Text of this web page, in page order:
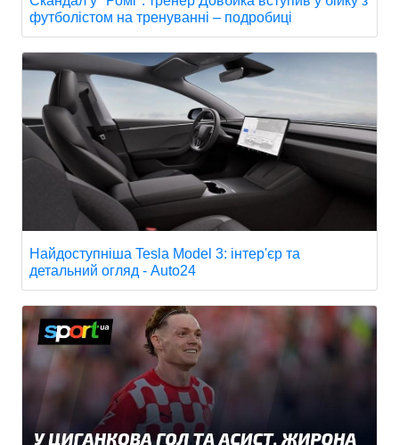
футболістом на тренуванні – подробиці
Найдоступніша Tesla Model 3: інтер'єр та
детальний огляд - Auto24